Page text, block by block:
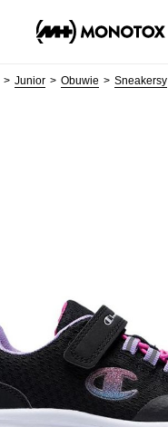
Junior Obuwie Sneakersy